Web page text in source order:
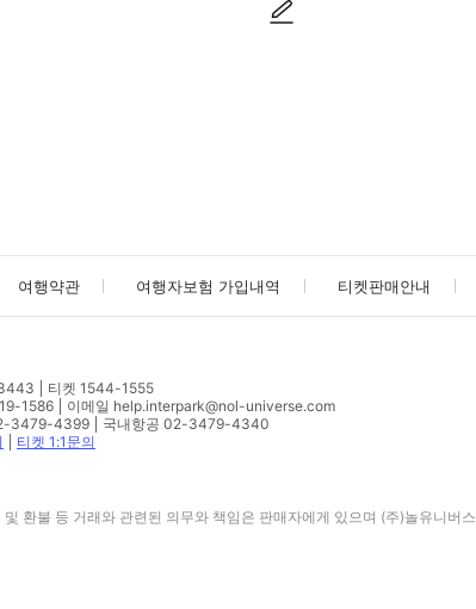
여행약관 여행자보험 가입내역 티켓판매안내
티켓 1544-1555
1586
이메일 help.interpark@nol-universe.com
3479-4399
국내항공 02-3479-4340
티켓 1:1문의
환불 등 거래와 관련된 의무와 책임은 판매자에게 있으며 (주)놀유니버스